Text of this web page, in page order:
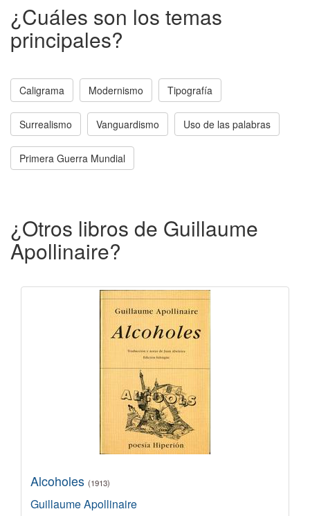
¿Cuáles son los temas
principales?
Caligrama Modernismo Tipografía
Surrealismo Vanguardismo Uso de las palabras
Primera Guerra Mundial
¿Otros libros de Guillaume
Apollinaire?
Alcoholes (1913)
Guillaume Apollinaire